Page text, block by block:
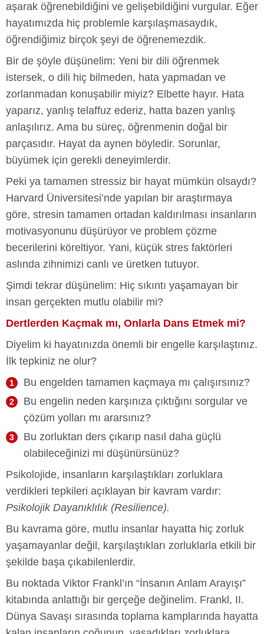
aşarak öğrenebildiğini ve gelişebildiğini vurgular. Eğer
hayatımızda hiç problemle karşılaşmasaydık,
öğrendiğimiz birçok şeyi de öğrenemezdik.
Bir de şöyle düşünelim: Yeni bir dili öğrenmek
istersek, o dili hiç bilmeden, hata yapmadan ve
zorlanmadan konuşabilir miyiz? Elbette hayır. Hata
yaparız, yanlış telaffuz ederiz, hatta bazen yanlış
anlaşılırız. Ama bu süreç, öğrenmenin doğal bir
parçasıdır. Hayat da aynen böyledir. Sorunlar,
büyümek için gerekli deneyimlerdir.
Peki ya tamamen stressiz bir hayat mümkün olsaydı?
Harvard Üniversitesi’nde yapılan bir araştırmaya
göre, stresin tamamen ortadan kaldırılması insanların
motivasyonunu düşürüyor ve problem çözme
becerilerini köreltiyor. Yani, küçük stres faktörleri
aslında zihnimizi canlı ve üretken tutuyor.
Şimdi tekrar düşünelim: Hiç sıkıntı yaşamayan bir
insan gerçekten mutlu olabilir mi?
Dertlerden Kaçmak mı, Onlarla Dans Etmek mi?
Diyelim ki hayatınızda önemli bir engelle karşılaştınız.
İlk tepkiniz ne olur?
Bu engelden tamamen kaçmaya mı çalışırsınız?
Bu engelin neden karşınıza çıktığını sorgular ve
çözüm yolları mı ararsınız?
Bu zorluktan ders çıkarıp nasıl daha güçlü
olabileceğinizi mi düşünürsünüz?
Psikolojide, insanların karşılaştıkları zorluklara
verdikleri tepkileri açıklayan bir kavram vardır:
Psikolojik Dayanıklılık (Resilience).
Bu kavrama göre, mutlu insanlar hayatta hiç zorluk
yaşamayanlar değil, karşılaştıkları zorluklarla etkili bir
şekilde başa çıkabilenlerdir.
Bu noktada Viktor Frankl’ın “İnsanın Anlam Arayışı”
kitabında anlattığı bir gerçeğe değinelim. Frankl, II.
Dünya Savaşı sırasında toplama kamplarında hayatta